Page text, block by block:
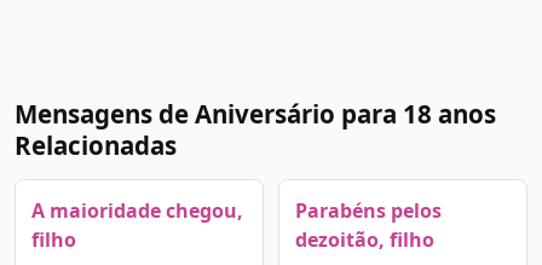
Mensagens de Aniversário para 18 anos
Relacionadas
A maioridade chegou,
filho
Parabéns pelos
dezoitão, filho